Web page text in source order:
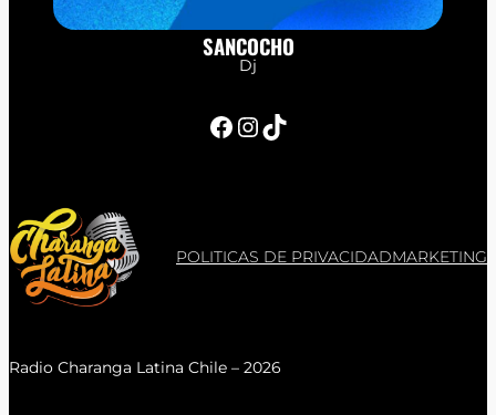
SANCOCHO
Dj
Facebook InstagramTikTok
POLITICAS DE PRIVACIDADMARKETING
Radio Charanga Latina Chile – 2026